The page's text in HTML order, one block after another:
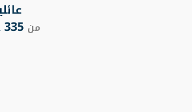
من 335 SAR